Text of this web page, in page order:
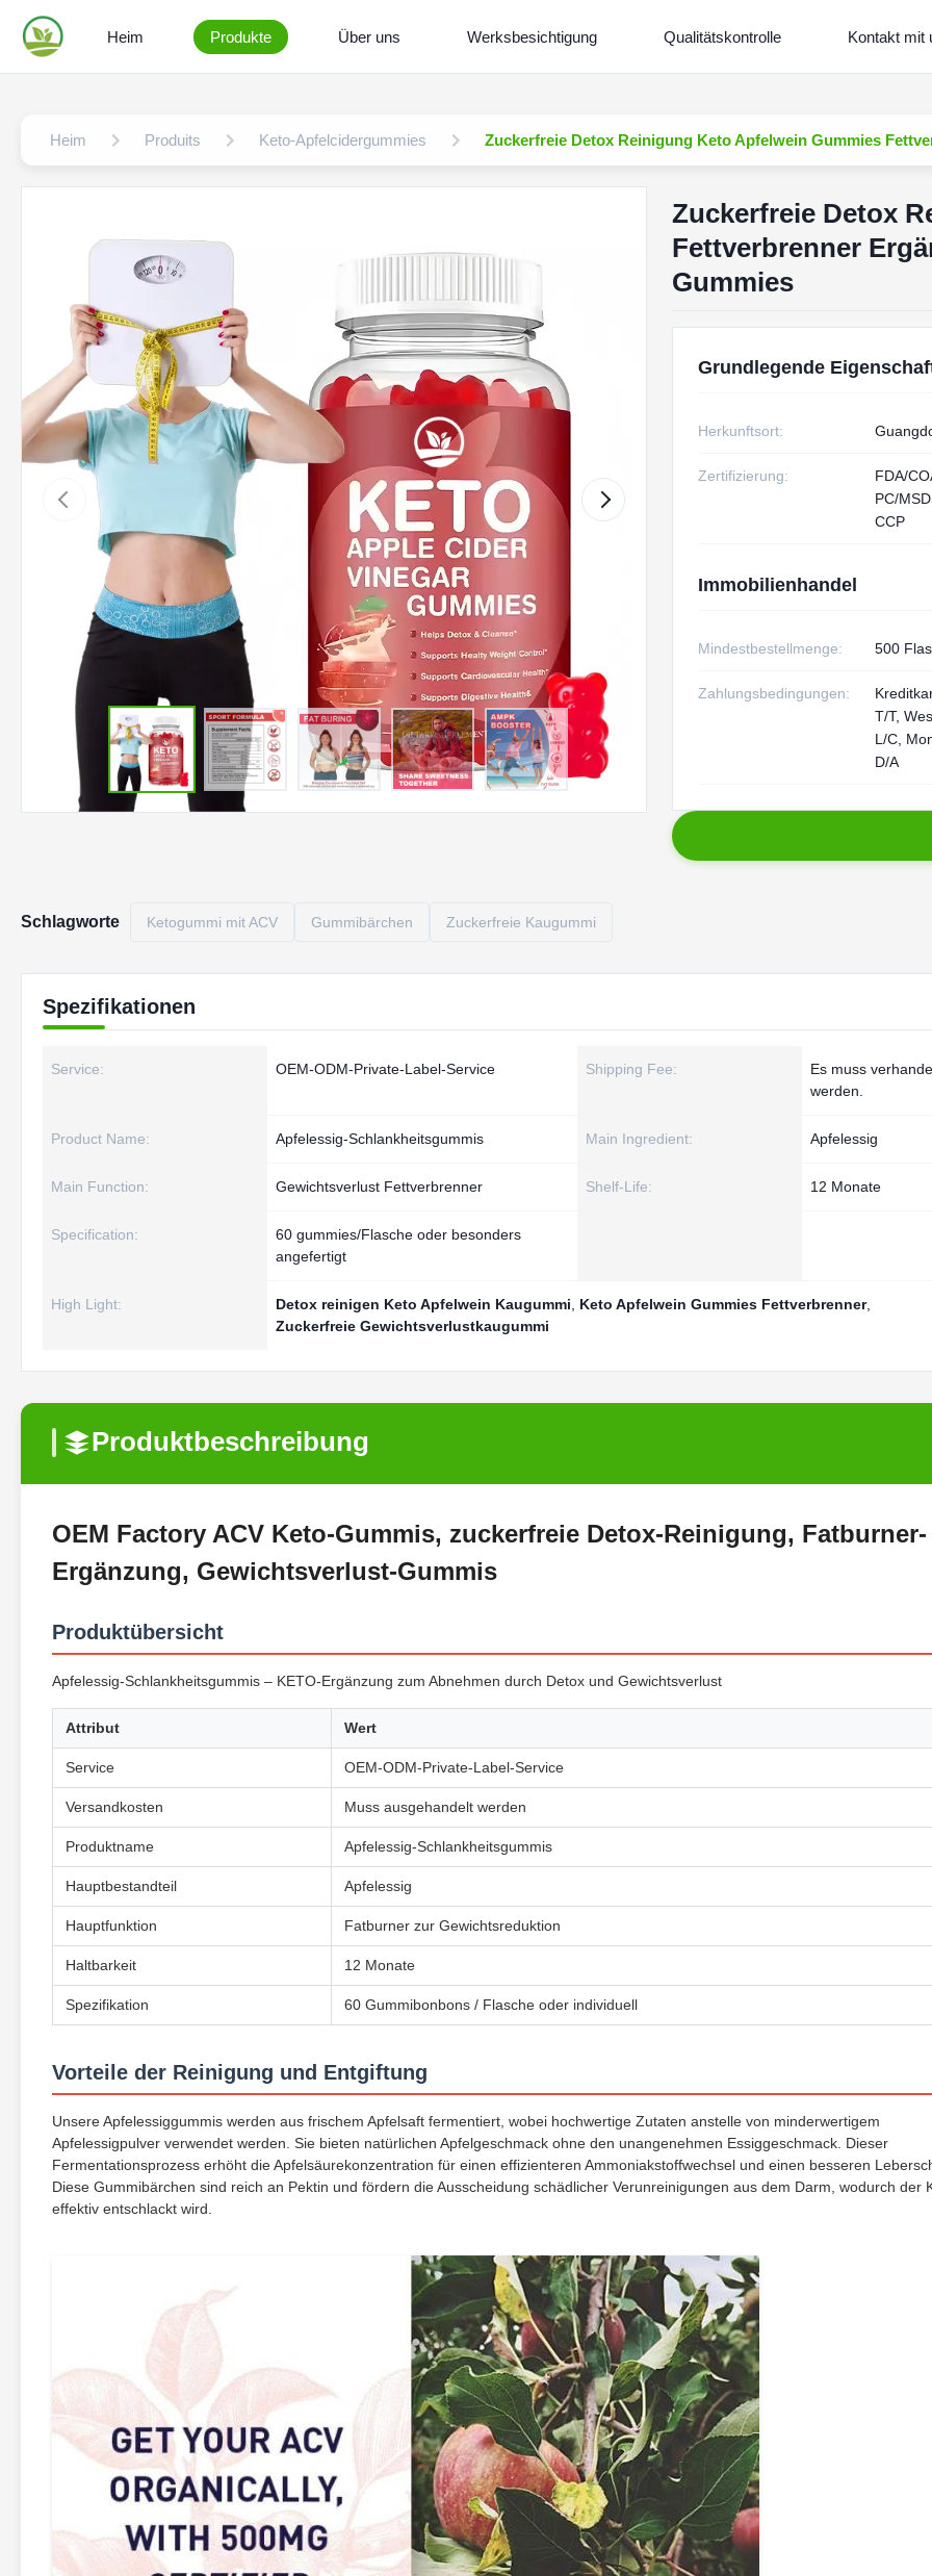
Heim Produkte Über uns Werksbesichtigung Qualitätskontrolle Kontakt mit
Heim Produits Keto-Apfelcidergummies Zuckerfreie Detox Reinigung Keto Apfelwein Gummies
Zuckerfreie Detox
Fettverbrenner
Gummies
Grundlegende
Herkunftsort:
Zertifizierung:
FDA/
PC/
CCP
Immobilienhandel
Mindestbestellmenge: 500
Zahlungsbedingungen:
T/T,
L/C,
D/A
Schlagworte Ketogummi mit ACV Gummibärchen Zuckerfreie Kaugummi
Spezifikationen
Service: OEM-ODM-Private-Label-Service Shipping Fee:
Es muss
werden.
Product Name: Apfelessig-Schlankheitsgummis Main Ingredient: Apfelessig
Main Function: Gewichtsverlust Fettverbrenner Shelf-Life: 12 Monate
Specification:
60 gummies/Flasche oder besonders
angefertigt
High Light: Detox reinigen Keto Apfelwein Kaugummi Keto Apfelwein Gummies Fettverbrenner,
Zuckerfreie Gewichtsverlustkaugummi
Produktbeschreibung
OEM Factory ACV Keto-Gummis, zuckerfreie Detox-Reinigung, Fatburner-
Ergänzung, Gewichtsverlust-Gummis
Produktübersicht
Apfelessig-Schlankheitsgummis – KETO-Ergänzung zum Abnehmen durch Detox und Gewichtsverlust
Attribut Wert
Service OEM-ODM-Private-Label-Service
Versandkosten Muss ausgehandelt werden
Produktname Apfelessig-Schlankheitsgummis
Hauptbestandteil Apfelessig
Hauptfunktion Fatburner zur Gewichtsreduktion
Haltbarkeit 12 Monate
Spezifikation 60 Gummibonbons / Flasche oder individuell
Vorteile der Reinigung und Entgiftung
Unsere Apfelessiggummis werden aus frischem Apfelsaft fermentiert, wobei hochwertige Zutaten anstelle von minderwertigem
Apfelessigpulver verwendet werden. Sie bieten natürlichen Apfelgeschmack ohne den unangenehmen Essiggeschmack. Dieser
Fermentationsprozess erhöht die Apfelsäurekonzentration für einen effizienteren Ammoniakstoffwechsel und einen besseren
Diese Gummibärchen sind reich an Pektin und fördern die Ausscheidung schädlicher Verunreinigungen aus dem Darm, wodurch der
effektiv entschlackt wird.